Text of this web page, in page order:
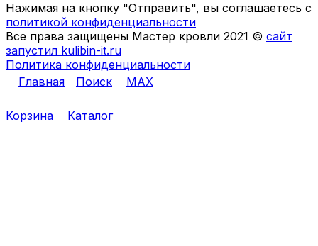
Нажимая на кнопку "Отправить", вы соглашаетесь с
политикой конфиденциальности
Все права защищены Мастер кровли 2021 © сайт
запустил kulibin-it.ru
Политика конфиденциальности
Главная
Поиск MAX
Корзина Каталог